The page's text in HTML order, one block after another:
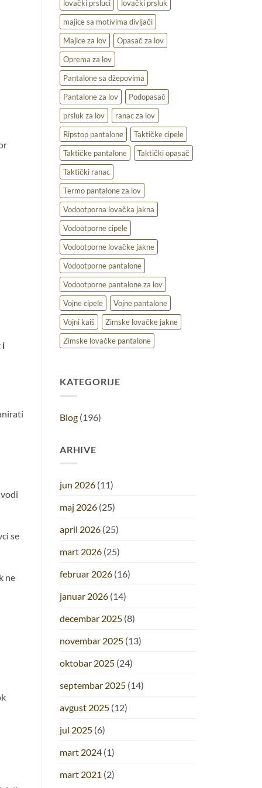
i
se
ne
lovački prsluci
lovački prsluk
majice sa motivima divljači
Majice za lov
Opasač za lov
Oprema za lov
Pantalone sa džepovima
Pantalone za lov
Podopasač
prsluk za lov
ranac za lov
Ripstop pantalone
Taktičke cipele
Taktičke pantalone
Taktički opasač
Taktički ranac
Termo pantalone za lov
Vodootporna lovačka jakna
Vodootporne cipele
Vodootporne lovačke jakne
Vodootporne pantalone
Vodootporne pantalone za lov
Vojne cipele
Vojne pantalone
Vojni kaiš
Zimske lovačke jakne
Zimske lovačke pantalone
KATEGORIJE
Blog (196)
ARHIVE
jun 2026 (11)
maj 2026 (25)
april 2026 (25)
mart 2026 (25)
februar 2026 (16)
januar 2026 (14)
decembar 2025 (8)
novembar 2025 (13)
oktobar 2025 (24)
septembar 2025 (14)
avgust 2025 (12)
jul 2025 (6)
mart 2024 (1)
mart 2021 (2)